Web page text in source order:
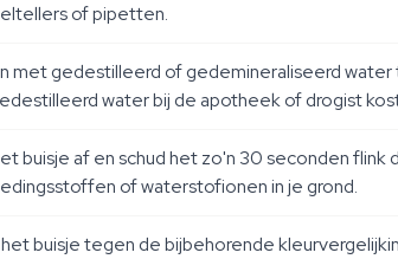
of pipetten.
met gedestilleerd of gedemineraliseerd
water bij de apotheek of drogist kost
buisje af en schud het zo'n 30 seconden
of waterstofionen in je grond.
buisje tegen de bijbehorende